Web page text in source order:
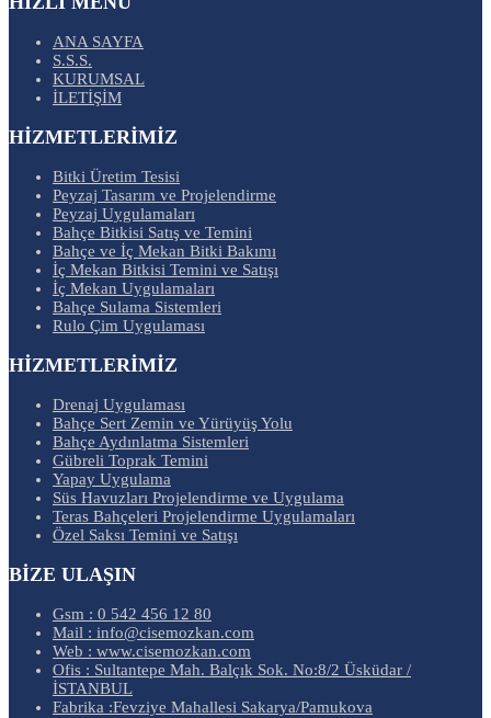
ANA SAYFA
S.S.S.
KURUMSAL
İLETİŞİM
HİZMETLERİMİZ
Bitki Üretim Tesisi
Peyzaj Tasarım ve Projelendirme
Peyzaj Uygulamaları
Bahçe Bitkisi Satış ve Temini
Bahçe ve İç Mekan Bitki Bakımı
İç Mekan Bitkisi Temini ve Satışı
İç Mekan Uygulamaları
Bahçe Sulama Sistemleri
Rulo Çim Uygulaması
HİZMETLERİMİZ
Drenaj Uygulaması
Bahçe Sert Zemin ve Yürüyüş Yolu
Bahçe Aydınlatma Sistemleri
Gübreli Toprak Temini
Yapay Uygulama
Süs Havuzları Projelendirme ve Uygulama
Teras Bahçeleri Projelendirme Uygulamaları
Özel Saksı Temini ve Satışı
BİZE ULAŞIN
Gsm : 0 542 456 12 80
Mail : info@cisemozkan.com
Web : www.cisemozkan.com
Ofis : Sultantepe Mah. Balçık Sok. No:8/2 Üsküdar /
İSTANBUL
Fabrika :Fevziye Mahallesi Sakarya/Pamukova